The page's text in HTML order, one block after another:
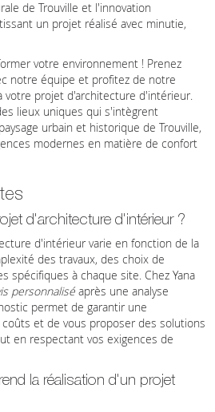
de Trouville et l'innovation
un projet réalisé avec minutie,
votre environnement ! Prenez
notre équipe et profitez de notre
votre projet d'architecture d'intérieur.
lieux uniques qui s'intègrent
urbain et historique de Trouville,
modernes en matière de confort
d'architecture d'intérieur ?
d'intérieur varie en fonction de la
des travaux, des choix de
spécifiques à chaque site. Chez Yana
personnaliséaprès une analyse
permet de garantir une
et de vous proposer des solutions
en respectant vos exigences de
la réalisation d'un projet